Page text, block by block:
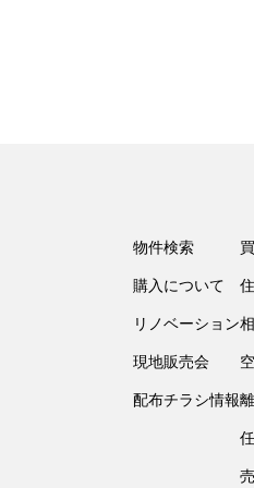
物件検索
購入について
リノベーション
現地販売会
配布チラシ情報